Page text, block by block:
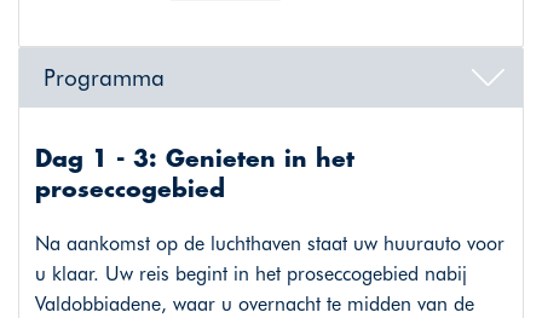
Programma
Dag 1 - 3: Genieten in het
proseccogebied
Na aankomst op de luchthaven staat uw huurauto voor
u klaar. Uw reis begint in het proseccogebied nabij
Valdobbiadene, waar u overnacht te midden van de